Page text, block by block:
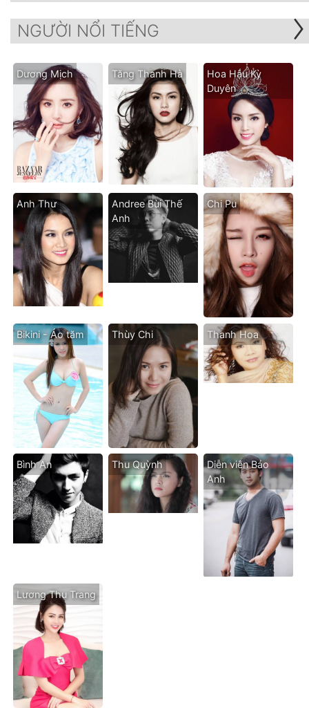
NGƯỜI NỔI TIẾNG
Dương Mịch Tăng Thanh Hà
Hoa Hậu Kỳ
Duyên
Anh Thư
Andree Bùi Thế
Anh
Chi Pu
Bikini - Áo tăm Thùy Chi Thanh Hoa
Bình An Thu Quỳnh
Diễn viên Bảo
Anh
Lương Thu Trang